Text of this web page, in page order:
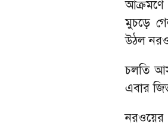
আক্রমণে
মুচড়ে
উঠল
চলতি
এবার
নরওয়ের